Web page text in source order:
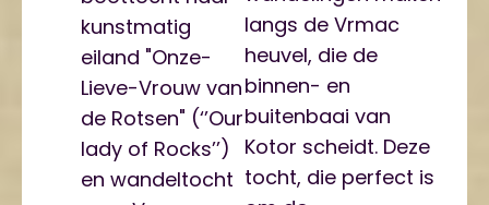
kunstmatig
eiland "Onze-
Lieve-Vrouw van
de Rotsen" (‘’Our
lady of Rocks’’)
en wandeltocht
langs de Vrmac
heuvel, die de
binnen- en
buitenbaai van
Kotor scheidt. Deze
tocht, die perfect is